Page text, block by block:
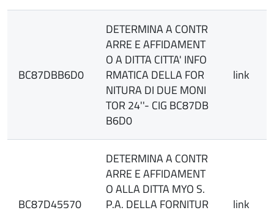
BC87DBB6D0
DETERMINA A CONTR
ARRE E AFFIDAMENT
O A DITTA CITTA' INFO
RMATICA DELLA FOR
NITURA DI DUE MONI
TOR 24''- CIG BC87DB
B6D0
link
BC87D45570
DETERMINA A CONTR
ARRE E AFFIDAMENT
O ALLA DITTA MYO S.
P.A. DELLA FORNITUR
link